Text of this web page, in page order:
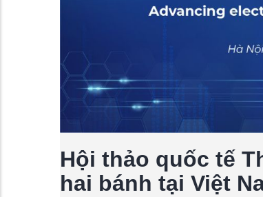
Hội thảo quốc tế
hai bánh tại Việt